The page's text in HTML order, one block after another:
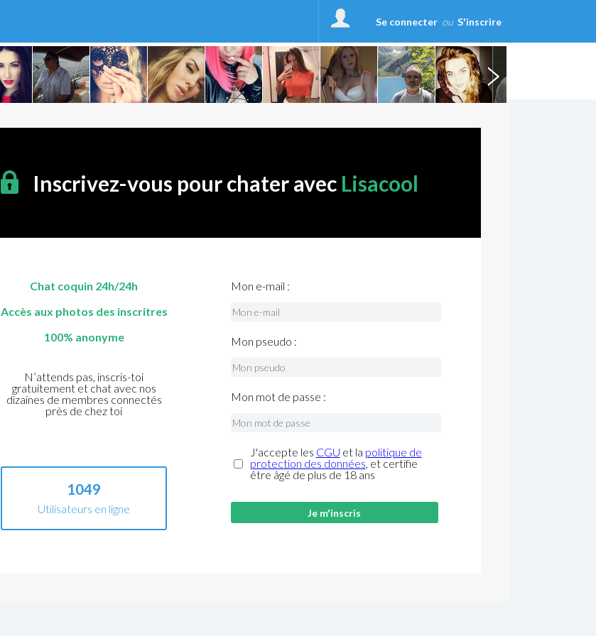
Se connecter ou S'inscrire
Inscrivez-vous pour chater avec Lisacool
Chat coquin 24h/24h
Accès aux photos des inscritres
100% anonyme
N’attends pas, inscris-toi
gratuitement et chat avec nos
dizaines de membres connectés
près de chez toi
1049
Utilisateurs en ligne
Mon e-mail :
Mon pseudo :
Mon mot de passe :
J'accepte les CGU et la politique de
protection des données, et certifie
être âgé de plus de 18 ans